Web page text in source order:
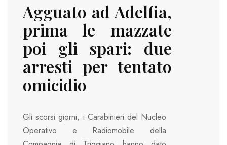
Agguato ad Adelfia,
prima le mazzate
poi gli spari: due
arresti per tentato
omicidio
Gli scorsi giorni, i Carabinieri del Nucleo
Operativo e Radiomobile della